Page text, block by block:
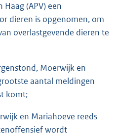
(APV) een
dieren is opgenomen, om
overlastgevende dieren te
Moerwijk en
aantal meldingen
komt;
en Mariahoeve reeds
wordt